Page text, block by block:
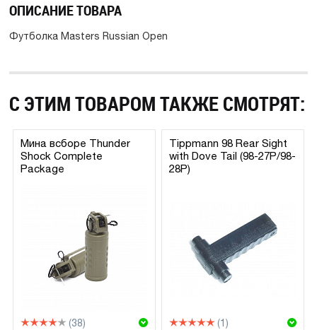
ОПИСАНИЕ ТОВАРА
Футболка Masters Russian Open
С ЭТИМ ТОВАРОМ ТАКЖЕ СМОТРЯТ:
Мина всборе Thunder
Shock Complete
Package
(38)
Tippmann 98 Rear Sight
with Dove Tail (98-27P/98-
28P)
(1)